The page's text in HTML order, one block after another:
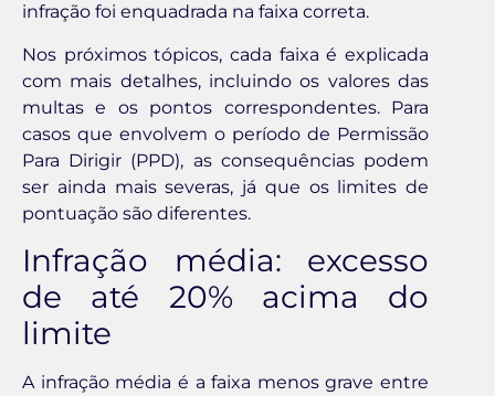
infração foi enquadrada na faixa correta.
Nos próximos tópicos, cada faixa é explicada
com mais detalhes, incluindo os valores das
multas e os pontos correspondentes. Para
casos que envolvem o período de Permissão
Para Dirigir (PPD), as consequências podem
ser ainda mais severas, já que os limites de
pontuação são diferentes.
Infração média: excesso
de até 20% acima do
limite
A infração média é a faixa menos grave entre